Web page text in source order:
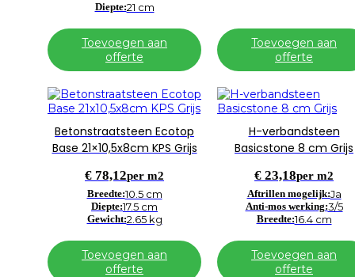
Diepte:21 cm
Toevoegen aan
offerte
Toevoegen aan
offerte
Betonstraatsteen Ecotop
Base 21×10,5x8cm KPS Grijs
€ 78,12per m2
Breedte:10.5 cm
Diepte:17.5 cm
Gewicht:2.65 kg
Toevoegen aan
offerte
H-verbandsteen
Basicstone 8 cm Grijs
€ 23,18per m2
Aftrillen mogelijk:Ja
Anti-mos werking:3/5
Breedte:16.4 cm
Toevoegen aan
offerte